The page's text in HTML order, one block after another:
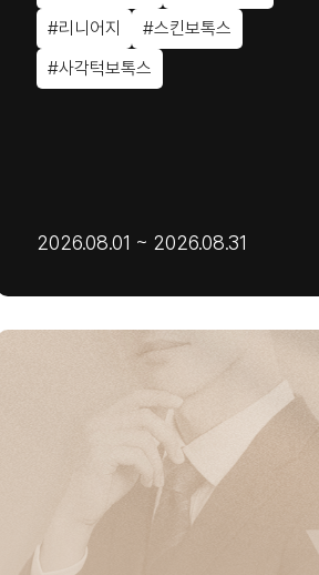
#리니어지
#스킨보톡스
#사각턱보톡스
2026.08.01 ~ 2026.08.31